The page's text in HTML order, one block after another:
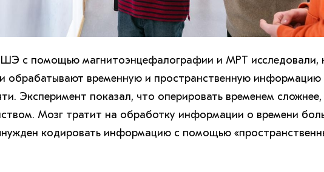
с помощью магнитоэнцефалографии и МРТ исследовали,
обрабатывают временную и пространственную информацию
Эксперимент показал, что оперировать временем сложнее,
Мозг тратит на обработку информации о времени
кодировать информацию с помощью